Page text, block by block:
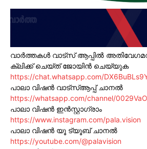
വാർത്തകൾ വാട്സ് ആപ്പിൽ
ക്ലിക്ക് ചെയ്ത് ജോയിൻ ചെയ്യുക
https://chat.whatsapp.com/
പാലാ വിഷൻ വാട്സ്ആപ്പ് ചാനൽ
https://whatsapp.com/channel/
പാലാ വിഷൻ ഇൻസ്റ്റാഗ്രാം
https://www.instagram.com/pala.vision
പാലാ വിഷൻ യൂ ട്യൂബ് ചാനൽ
https://youtube.com/@palavision